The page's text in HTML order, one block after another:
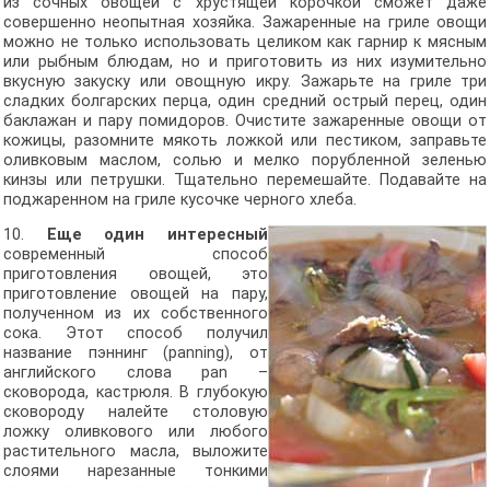
совершенно неопытная хозяйка. Зажаренные на гриле овощи
можно не только использовать целиком как гарнир к мясным
или рыбным блюдам, но и приготовить из них изумительно
вкусную закуску или овощную икру. Зажарьте на гриле три
сладких болгарских перца, один средний острый перец, один
баклажан и пару помидоров. Очистите зажаренные овощи от
кожицы, разомните мякоть ложкой или пестиком, заправьте
оливковым маслом, солью и мелко порубленной зеленью
кинзы или петрушки. Тщательно перемешайте. Подавайте на
поджаренном на гриле кусочке черного хлеба.
10.
Еще один интересный
современный способ
приготовления овощей, это
приготовление овощей на пару,
полученном из их собственного
сока. Этот способ получил
название пэннинг (panning), от
английского слова pan –
сковорода, кастрюля. В глубокую
сковороду налейте столовую
ложку оливкового или любого
растительного масла, выложите
слоями нарезанные тонкими